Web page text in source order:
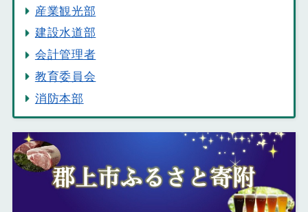
産業観光部
建設水道部
会計管理者
教育委員会
消防本部